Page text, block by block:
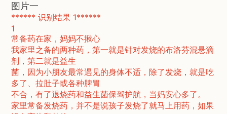
图片一
****** 识别结果 1******
1
常备药在家，妈妈不揪心
我家里之备的两种药，第一就是针对发烧的布洛芬混悬滴
剂，第二就是益生
菌，因为小朋友最常遇见的身体不适，除了发烧，就是吃
多了、拉肚子或各种脾胃
不合，有了退烧药和益生菌保驾护航，当妈安心多了。
家里常备发烧药，并不是说孩子发烧了就马上用药，如果